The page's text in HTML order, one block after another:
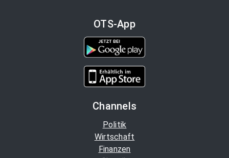
OTS-App
Channels
Politik
Wirtschaft
Finanzen